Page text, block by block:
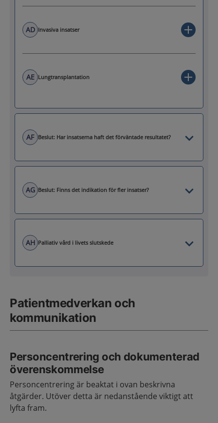
AD Invasiva insatser
AE Lungtransplantation
AF Beslut: Har insatserna haft det förväntade resultatet?
AG Beslut: Finns det indikation för fler insatser?
AH Palliativ vård i livets slutskede
Patientmedverkan och
kommunikation
Personcentrering och dokumenterad
överenskommelse
Personcentrering är beaktat i ovan beskrivna
åtgärder. Utöver detta är nedanstående viktigt att
lyfta fram.